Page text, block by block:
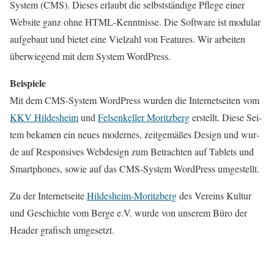
Sys­tem (CMS). Die­ses erlaubt die selbst­stän­di­ge Pfle­ge einer
Web­site ganz ohne HTML-Kennt­nis­se. Die Soft­ware ist modu­lar
auf­ge­baut und bie­tet eine Viel­zahl von Fea­tures. Wir arbei­ten
über­wie­gend mit dem Sys­tem Word­Press.
Bei­spie­le
Mit dem CMS-Sys­tem Word­Press wur­den die Inter­net­sei­ten vom
KKV Hil­des­heimund Fel­sen­kel­ler Moritz­bergerstellt. Die­se Sei­
tem beka­men ein neu­es moder­nes, zeit­ge­mä­ßes Design und wur­
de auf Respon­si­ves Web­de­sign zum Betrach­ten auf Tablets und
Smart­phones, sowie auf das CMS-Sys­tem Word­Press umge­stellt.
Zu der Inter­net­sei­teHil­des­heim-Moritz­bergdes Ver­eins Kul­tur
und Geschich­te vom Ber­ge e.V. wur­de von unse­rem Büro der
Hea­der gra­fisch umge­setzt.